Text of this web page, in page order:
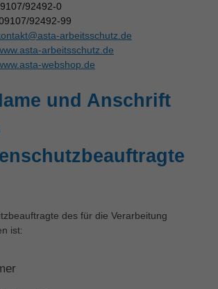
92492-0
92492-99
arbeitsschutz.de
arbeitsschutz.de
webshop.de
und Anschrift
des für die Verarbeitung
ist: